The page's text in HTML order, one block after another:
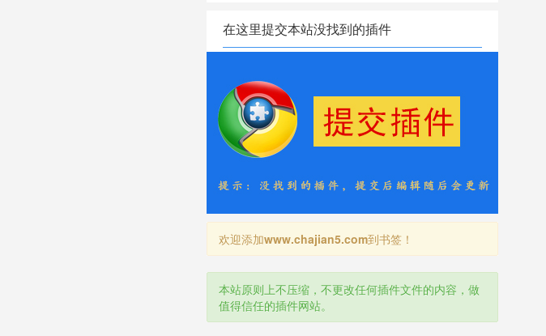
在这里提交本站没找到的插件
欢迎添加www.chajian5.com到书签！
本站原则上不压缩，不更改任何插件文件的内容，做
值得信任的插件网站。